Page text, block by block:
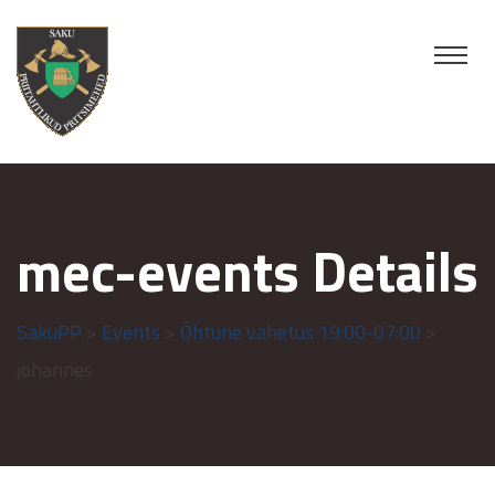
mec-events Details
SakuPP Events Õhtune vahetus 19:00-07:00